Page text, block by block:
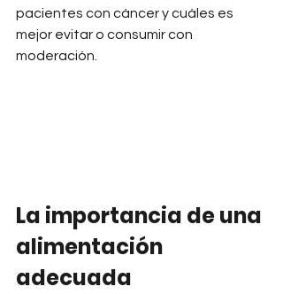
pacientes con cáncer y cuáles es
mejor evitar o consumir con
moderación.
La importancia de una
alimentación
adecuada